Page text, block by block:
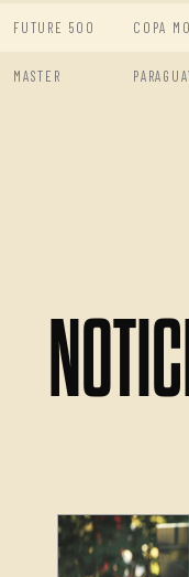
FUTURE 500 COPA
MASTER